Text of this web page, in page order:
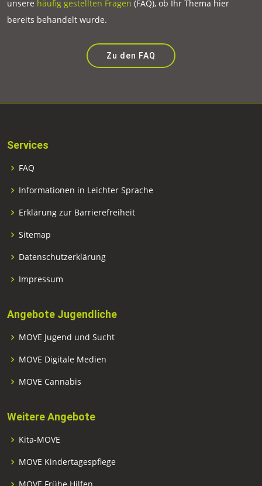
unsere häufig gestellten Fragen (FAQ), ob Ihr Thema hier
bereits behandelt wurde.
Zu den FAQ
Services
FAQ
Informationen in Leichter Sprache
Erklärung zur Barrierefreiheit
Sitemap
Datenschutzerklärung
Impressum
Angebote Jugendliche
MOVE Jugend und Sucht
MOVE Digitale Medien
MOVE Cannabis
Weitere Angebote
Kita-MOVE
MOVE Kindertagespflege